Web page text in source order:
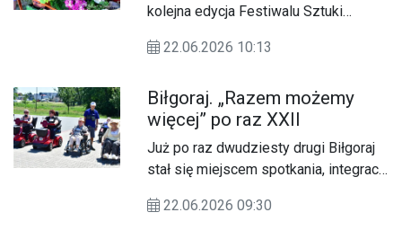
kolejna edycja Festiwalu Sztuki
organizowanego przez Wójta Gminy
Biłgoraju oraz mieszkańców
miejscowości. Wydarzenie,
zorganizowane w niedzielę 21
czerwca na placu przy Dziennym
kolejny połączyło muzykę ludową,
22.06.2026 10:13
Biłgoraj. „Razem możemy
więcej” po raz XXII
Już po raz dwudziesty drugi Biłgoraj
stał się miejscem spotkania, integracji
niepełnosprawnościami. W sobotę, 20
22.06.2026 09:30